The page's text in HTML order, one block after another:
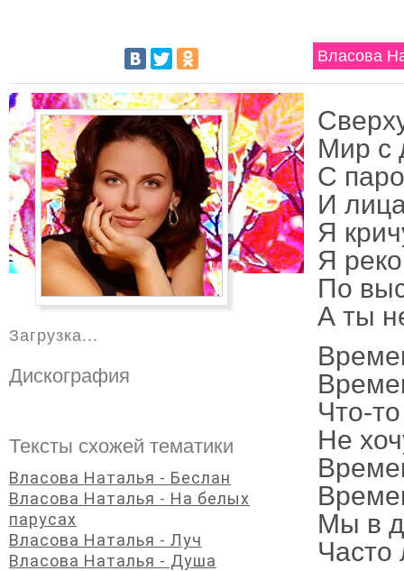
Власова
Мир с
С
И
Я
Я
По
А ты
Что-
Не
Мы в
Часто
Загрузка...
Дискография
Тексты схожей тематики
Власова Наталья - Беслан
Власова Наталья - На белых
парусах
Власова Наталья - Луч
Власова Наталья - Душа